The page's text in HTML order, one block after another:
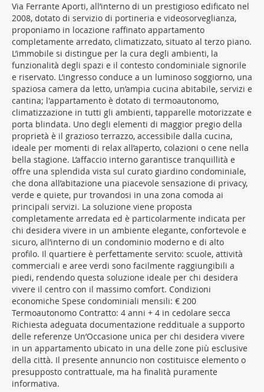
Via Ferrante Aporti, all’interno di un prestigioso edificato nel
2008, dotato di servizio di portineria e videosorveglianza,
proponiamo in locazione raffinato appartamento
completamente arredato, climatizzato, situato al terzo piano.
L’immobile si distingue per la cura degli ambienti, la
funzionalità degli spazi e il contesto condominiale signorile
e riservato. L’ingresso conduce a un luminoso soggiorno, una
spaziosa camera da letto, un’ampia cucina abitabile, servizi e
cantina; l'appartamento è dotato di termoautonomo,
climatizzazione in tutti gli ambienti, tapparelle motorizzate e
porta blindata. Uno degli elementi di maggior pregio della
proprietà è il grazioso terrazzo, accessibile dalla cucina,
ideale per momenti di relax all’aperto, colazioni o cene nella
bella stagione. L’affaccio interno garantisce tranquillità e
offre una splendida vista sul curato giardino condominiale,
che dona all’abitazione una piacevole sensazione di privacy,
verde e quiete, pur trovandosi in una zona comoda ai
principali servizi. La soluzione viene proposta
completamente arredata ed è particolarmente indicata per
chi desidera vivere in un ambiente elegante, confortevole e
sicuro, all’interno di un condominio moderno e di alto
profilo. Il quartiere è perfettamente servito: scuole, attività
commerciali e aree verdi sono facilmente raggiungibili a
piedi, rendendo questa soluzione ideale per chi desidera
vivere il centro con il massimo comfort. Condizioni
economiche Spese condominiali mensili: € 200
Termoautonomo Contratto: 4 anni + 4 in cedolare secca
Richiesta adeguata documentazione reddituale a supporto
delle referenze Un’Occasione unica per chi desidera vivere
in un appartamento ubicato in una delle zone più esclusive
della città. Il presente annuncio non costituisce elemento o
presupposto contrattuale, ma ha finalità puramente
informativa.